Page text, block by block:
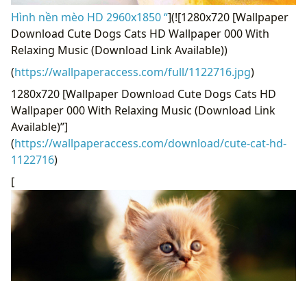
Hình nền mèo HD 2960x1850 “](![1280x720 [Wallpaper
Download Cute Dogs Cats HD Wallpaper 000 With
Relaxing Music (Download Link Available))
(https://wallpaperaccess.com/full/1122716.jpg)
1280x720 [Wallpaper Download Cute Dogs Cats HD
Wallpaper 000 With Relaxing Music (Download Link
Available)”]
(https://wallpaperaccess.com/download/cute-cat-hd-
1122716)
[